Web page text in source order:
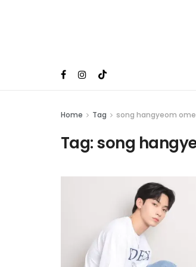
Home Tag song hangyeom
Tag:song